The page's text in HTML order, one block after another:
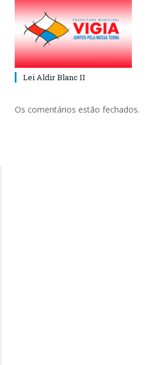
Lei Aldir Blanc II
Os comentários estão fechados.